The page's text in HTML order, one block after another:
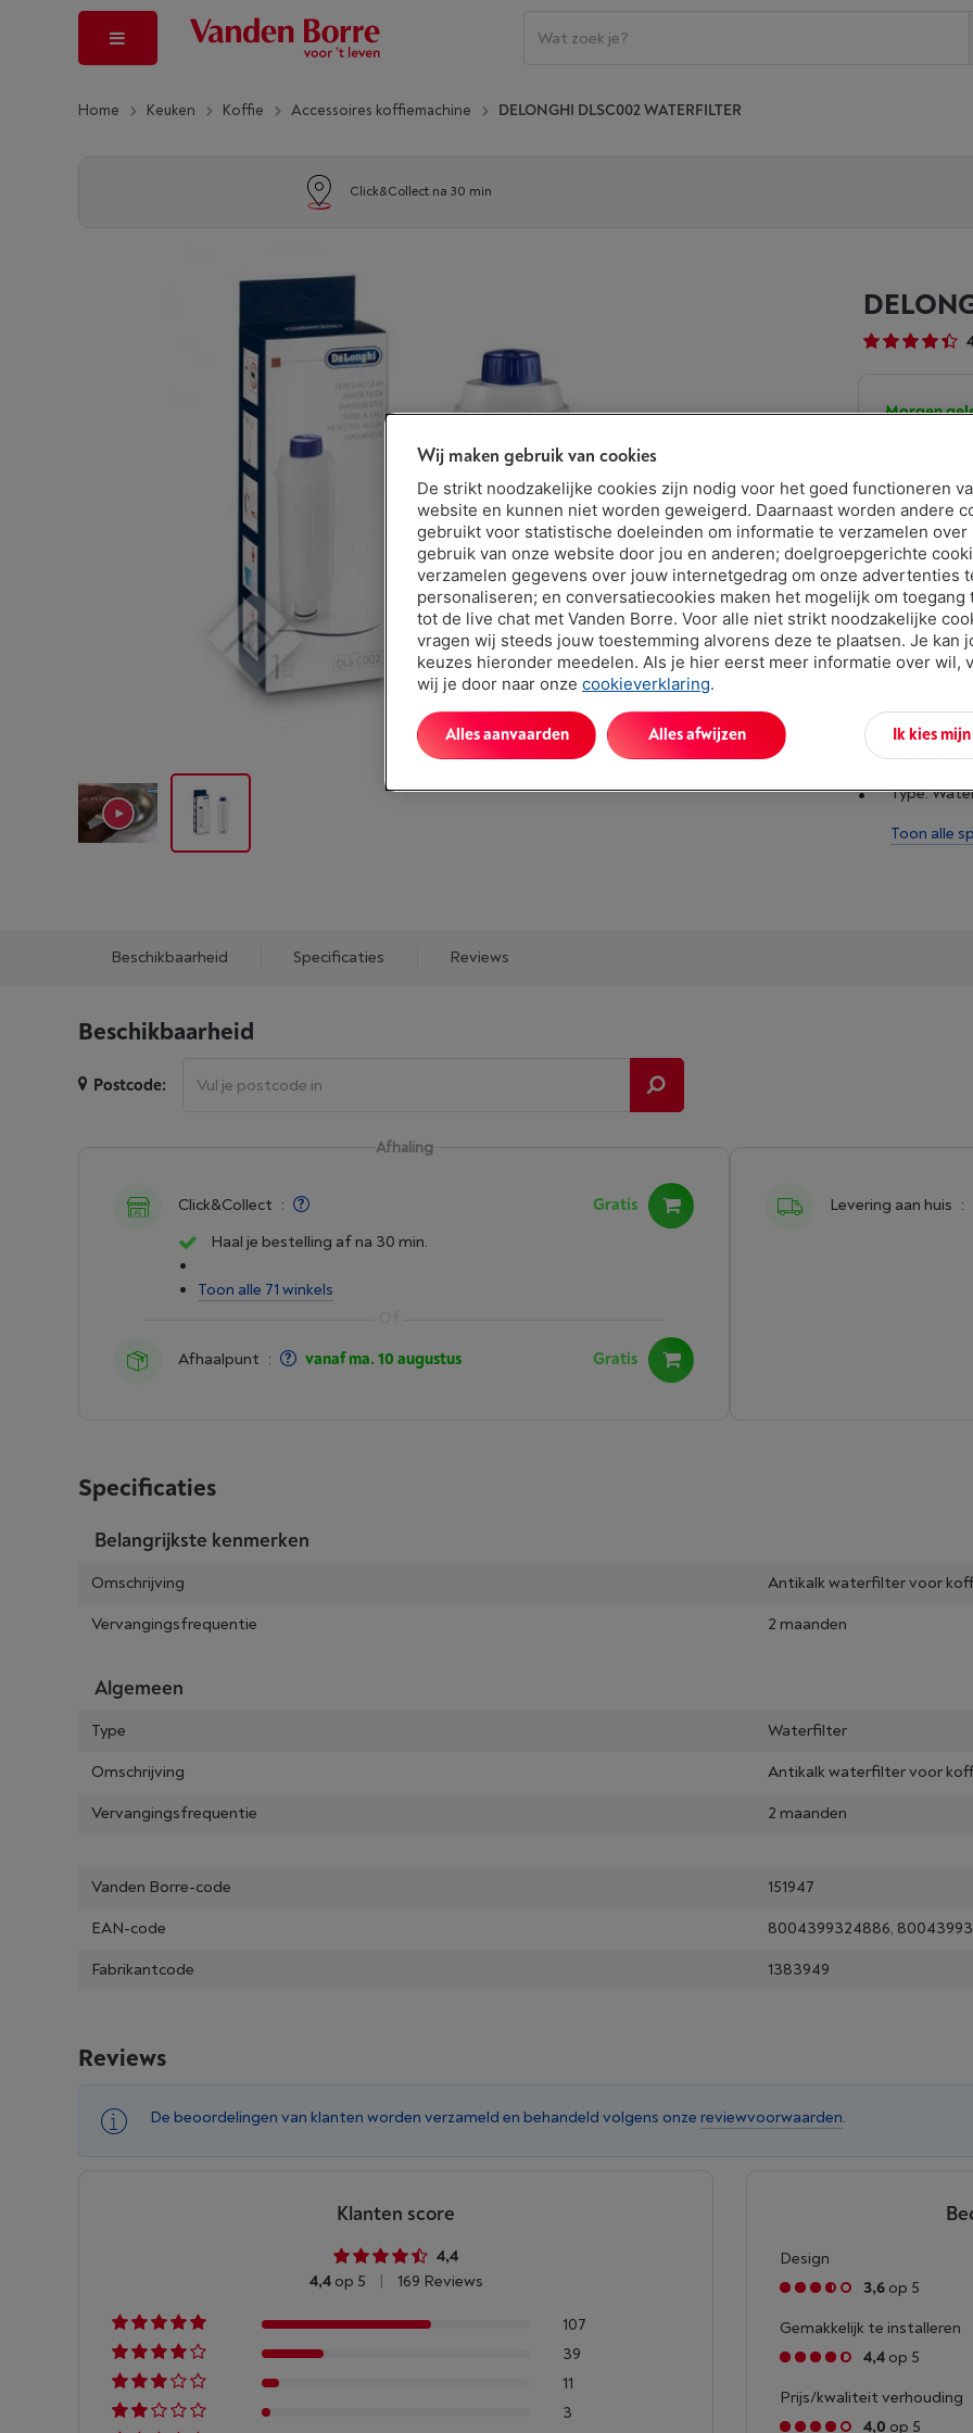
Home Keuken Koffie Accessoires koffiemachine DELONGHI DLSC002 WATERFILTER
Click&Collect na 30 min
Morgen
De'Longhi
Type:
Toon alle
Beschikbaarheid Specificaties Reviews
Beschikbaarheid
Postcode:
Levering aan huis :
Afhaling
Click&Collect :
Gratis
Haal je bestelling af na 30 min.
Toon alle 71 winkels
Afhaalpunt : vanaf ma. 10 augustus Gratis
Specificaties
Belangrijkste kenmerken
Omschrijving
Antikalk waterfilter voor
Vervangingsfrequentie
2 maanden
Algemeen
Type
Waterfilter
Omschrijving
Antikalk waterfilter voor
Vervangingsfrequentie
2 maanden
Vanden Borre-code
151947
EAN-code
8004399324886,
Fabrikantcode
1383949
Reviews
De beoordelingen van klanten worden verzameld en behandeld volgens onze reviewvoorwaarden.
Klanten score
4,4
4,4op 5 169 Reviews
107
39
11
3
Design
3,6 op 5
Gemakkelijk te installeren
4,4 op 5
Prijs/kwaliteit verhouding
4,0 op 5
Wij maken gebruik van cookies
De strikt noodzakelijke cookies zijn nodig voor het goed functioneren
website en kunnen niet worden geweigerd. Daarnaast worden andere
gebruikt voor statistische doeleinden om informatie te verzamelen over
gebruik van onze website door jou en anderen; doelgroepgerichte
verzamelen gegevens over jouw internetgedrag om onze advertenties
personaliseren; en conversatiecookies maken het mogelijk om toegang
tot de live chat met Vanden Borre. Voor alle niet strikt noodzakelijke
vragen wij steeds jouw toestemming alvorens deze te plaatsen. Je kan
keuzes hieronder meedelen. Als je hier eerst meer informatie over wil,
wij je door naar onze cookieverklaring.
Ik kies
Alles afwijzen
Alles aanvaarden